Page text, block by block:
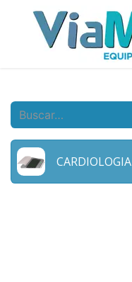
CARDIOLOGIA